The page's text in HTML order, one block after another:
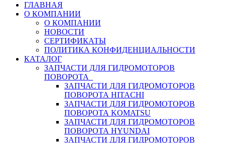
ГЛАВНАЯ
О КОМПАНИИ
О КОМПАНИИ
НОВОСТИ
СЕРТИФИКАТЫ
ПОЛИТИКА КОНФИДЕНЦИАЛЬНОСТИ
КАТАЛОГ
ЗАПЧАСТИ ДЛЯ ГИДРОМОТОРОВ
ПОВОРОТА
ЗАПЧАСТИ ДЛЯ ГИДРОМОТОРОВ
ПОВОРОТА HITACHI
ЗАПЧАСТИ ДЛЯ ГИДРОМОТОРОВ
ПОВОРОТА KOMATSU
ЗАПЧАСТИ ДЛЯ ГИДРОМОТОРОВ
ПОВОРОТА HYUNDAI
ЗАПЧАСТИ ДЛЯ ГИДРОМОТОРОВ